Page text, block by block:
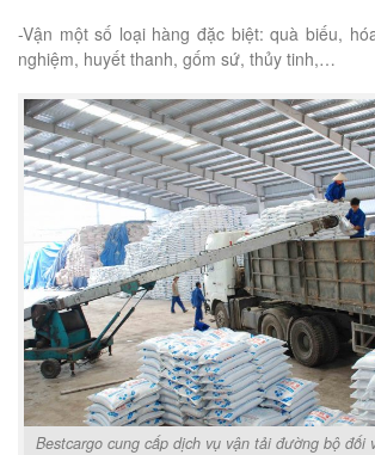
-Vận một số loại hàng đặc biệt: quà biếu,
nghiệm, huyết thanh, gốm sứ, thủy tinh,…
Bestcargo cung cấp dịch vụ vận tải đường bộ đối